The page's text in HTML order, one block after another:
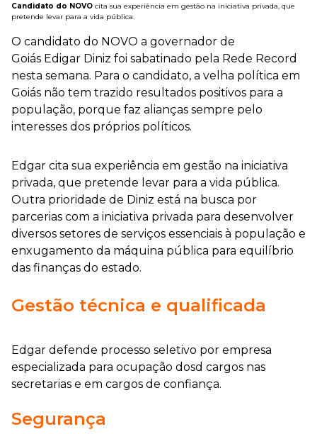
Candidato do NOVO cita sua experiência em gestão na iniciativa privada, que
pretende levar para a vida pública.
O candidato do NOVO a governador de
Goiás Edigar Diniz foi sabatinado pela Rede Record
nesta semana. Para o candidato, a velha política em
Goiás não tem trazido resultados positivos para a
população, porque faz alianças sempre pelo
interesses dos próprios políticos.
Edgar cita sua experiência em gestão na iniciativa
privada, que pretende levar para a vida pública.
Outra prioridade de Diniz está na busca por
parcerias com a iniciativa privada para desenvolver
diversos setores de serviços essenciais à população e
enxugamento da máquina pública para equilíbrio
das finanças do estado.
Gestão técnica e qualificada
Edgar defende processo seletivo por empresa
especializada para ocupação dosd cargos nas
secretarias e em cargos de confiança.
Segurança